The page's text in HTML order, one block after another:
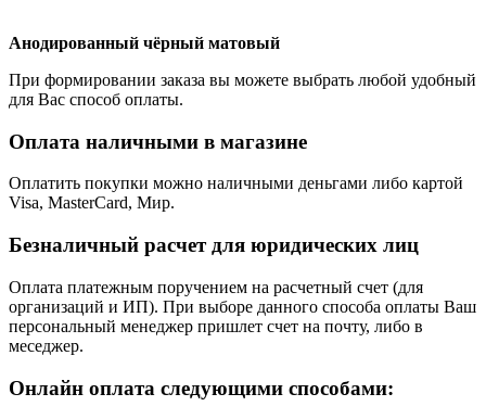
Анодированный чёрный матовый
При формировании заказа вы можете выбрать любой удобный
для Вас способ оплаты.
Оплата наличными в магазине
Оплатить покупки можно наличными деньгами либо картой
Visa, MasterCard, Мир.
Безналичный расчет для юридических лиц
Оплата платежным поручением на расчетный счет (для
организаций и ИП). При выборе данного способа оплаты Ваш
персональный менеджер пришлет счет на почту, либо в
меседжер.
Онлайн оплата следующими способами: